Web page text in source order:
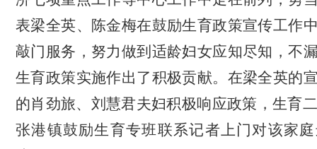
表梁全英、陈金梅在鼓励生育政策宣传工作
敲门服务， 努力做到 适龄妇女应知尽知 ，不
生育政策实施作出了积极贡献。 在梁全英的
的肖劲旅、刘慧君夫妇积极响应政策，生育
张港镇鼓励生育专班联系记者上门对该家